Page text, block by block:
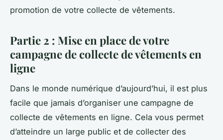
promotion de votre collecte de vêtements.
Partie 2 : Mise en place de votre
campagne de collecte de vêtements en
ligne
Dans le monde numérique d’aujourd’hui, il est plus
facile que jamais d’organiser une campagne de
collecte de vêtements en ligne. Cela vous permet
d’atteindre un large public et de collecter des